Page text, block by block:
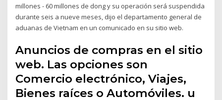
millones - 60 millones de dong y su operación será suspendida
durante seis a nueve meses, dijo el departamento general de
aduanas de Vietnam en un comunicado en su sitio web.
Anuncios de compras en el sitio
web. Las opciones son
Comercio electrónico, Viajes,
Bienes raíces o Automóviles. u